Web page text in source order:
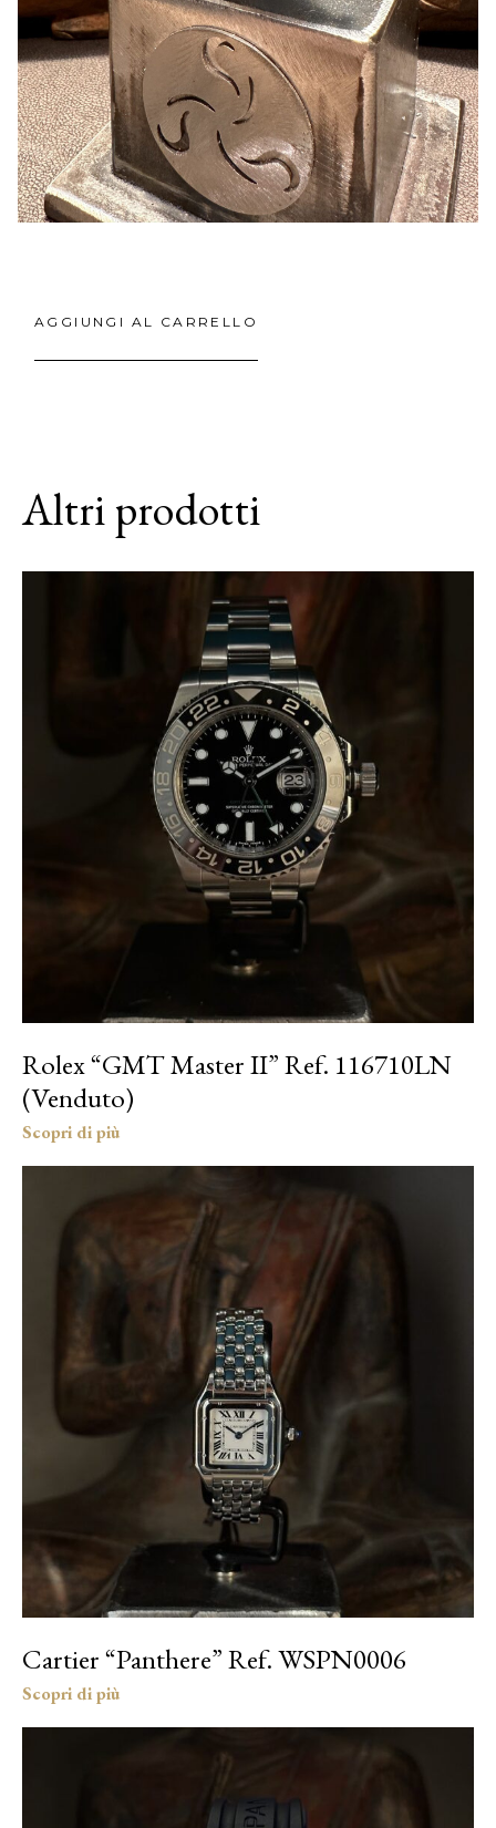
AGGIUNGI AL CARRELLO
Altri prodotti
Rolex “GMT Master II” Ref. 116710LN
(Venduto)
Cartier “Panthere” Ref. WSPN0006